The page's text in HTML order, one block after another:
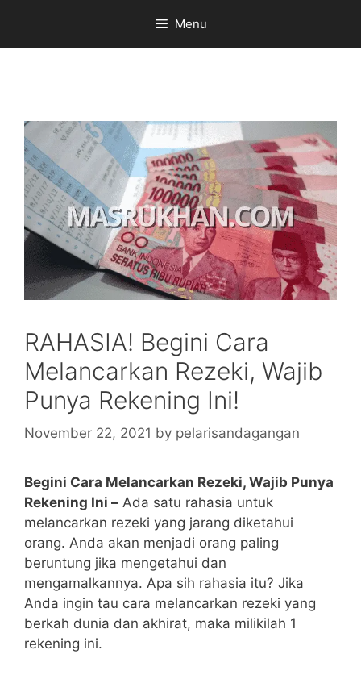
content
Menu
RAHASIA! Begini Cara
Melancarkan Rezeki, Wajib
Punya Rekening Ini!
November 22, 2021 by pelarisandagangan
Begini Cara Melancarkan Rezeki, Wajib Punya
Rekening Ini – Ada satu rahasia untuk
melancarkan rezeki yang jarang diketahui
orang. Anda akan menjadi orang paling
beruntung jika mengetahui dan
mengamalkannya. Apa sih rahasia itu? Jika
Anda ingin tau cara melancarkan rezeki yang
berkah dunia dan akhirat, maka milikilah 1
rekening ini.